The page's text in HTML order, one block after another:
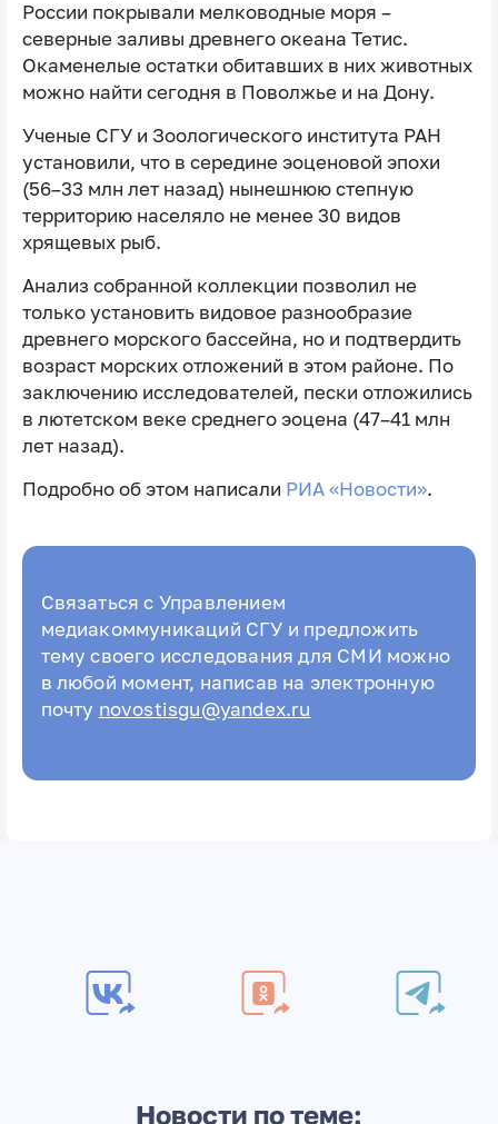
России покрывали мелководные моря –
северные заливы древнего океана Тетис.
Окаменелые остатки обитавших в них животных
можно найти сегодня в Поволжье и на Дону.
Ученые СГУ и Зоологического института РАН
установили, что в середине эоценовой эпохи
(56–33 млн лет назад) нынешнюю степную
территорию населяло не менее 30 видов
хрящевых рыб.
Анализ собранной коллекции позволил не
только установить видовое разнообразие
древнего морского бассейна, но и подтвердить
возраст морских отложений в этом районе. По
заключению исследователей, пески отложились
в лютетском веке среднего эоцена (47–41 млн
лет назад).
Подробно об этом написали РИА «Новости».
Связаться с Управлением
медиакоммуникаций СГУ и предложить
тему своего исследования для СМИ можно
в любой момент, написав на электронную
почту novostisgu@yandex.ru
Новости по теме: